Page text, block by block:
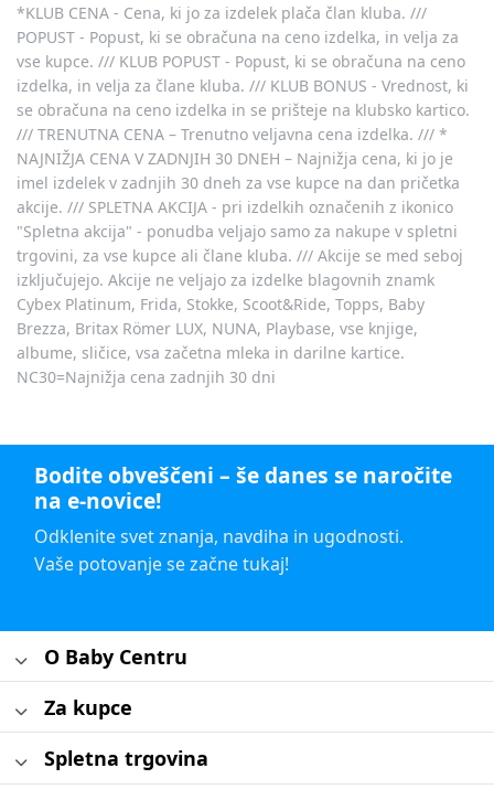
*KLUB CENA - Cena, ki jo za izdelek plača član kluba. ///
POPUST - Popust, ki se obračuna na ceno izdelka, in velja za
vse kupce. /// KLUB POPUST - Popust, ki se obračuna na ceno
izdelka, in velja za člane kluba. /// KLUB BONUS - Vrednost, ki
se obračuna na ceno izdelka in se prišteje na klubsko kartico.
/// TRENUTNA CENA – Trenutno veljavna cena izdelka. /// *
NAJNIŽJA CENA V ZADNJIH 30 DNEH – Najnižja cena, ki jo je
imel izdelek v zadnjih 30 dneh za vse kupce na dan pričetka
akcije. /// SPLETNA AKCIJA - pri izdelkih označenih z ikonico
"Spletna akcija" - ponudba veljajo samo za nakupe v spletni
trgovini, za vse kupce ali člane kluba. /// Akcije se med seboj
izključujejo. Akcije ne veljajo za izdelke blagovnih znamk
Cybex Platinum, Frida, Stokke, Scoot&Ride, Topps, Baby
Brezza, Britax Römer LUX, NUNA, Playbase, vse knjige,
albume, sličice, vsa začetna mleka in darilne kartice.
NC30=Najnižja cena zadnjih 30 dni
Bodite obveščeni – še danes se naročite
na e-novice!
Odklenite svet znanja, navdiha in ugodnosti.
Vaše potovanje se začne tukaj!
O Baby Centru
Za kupce
Spletna trgovina